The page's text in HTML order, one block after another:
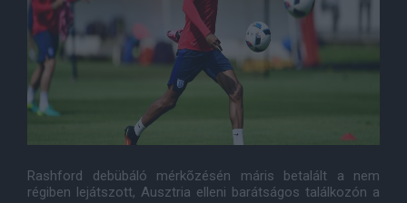
Rashford debübáló mérkõzésén máris betalált a nem
régiben lejátszott, Ausztria elleni barátságos találkozón a